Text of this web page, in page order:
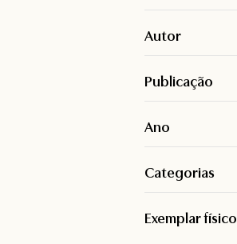
Autor
Publicação
Ano
Categorias
Exemplar físico